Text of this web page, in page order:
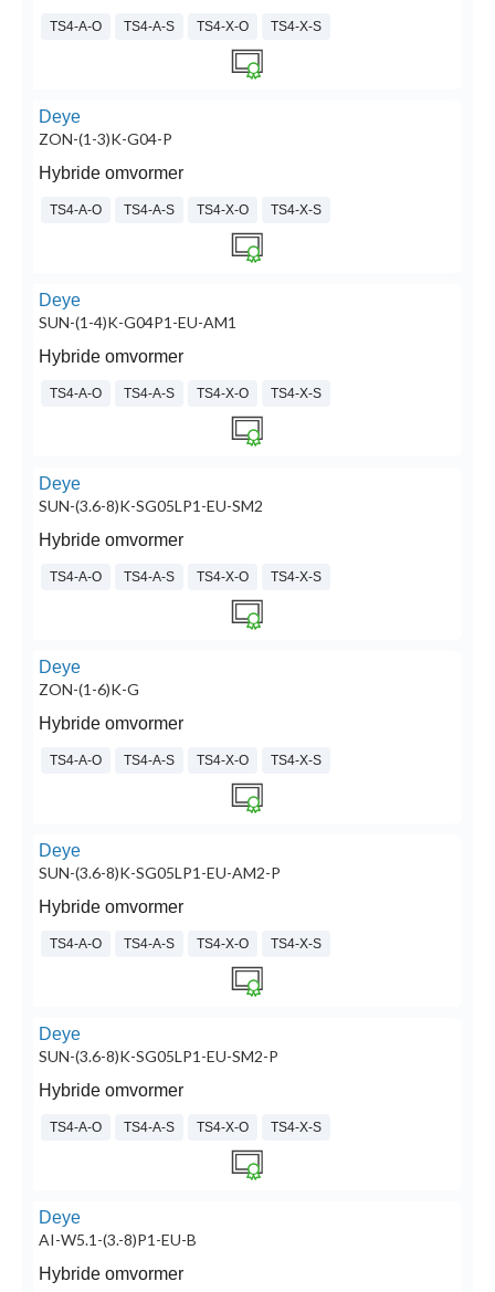
TS4-A-O TS4-A-S TS4-X-O TS4-X-S
Deye
ZON-(1-3)K-G04-P
Hybride omvormer
TS4-A-O TS4-A-S TS4-X-O TS4-X-S
Deye
SUN-(1-4)K-G04P1-EU-AM1
Hybride omvormer
TS4-A-O TS4-A-S TS4-X-O TS4-X-S
Deye
SUN-(3.6-8)K-SG05LP1-EU-SM2
Hybride omvormer
TS4-A-O TS4-A-S TS4-X-O TS4-X-S
Deye
ZON-(1-6)K-G
Hybride omvormer
TS4-A-O TS4-A-S TS4-X-O TS4-X-S
Deye
SUN-(3.6-8)K-SG05LP1-EU-AM2-P
Hybride omvormer
TS4-A-O TS4-A-S TS4-X-O TS4-X-S
Deye
SUN-(3.6-8)K-SG05LP1-EU-SM2-P
Hybride omvormer
TS4-A-O TS4-A-S TS4-X-O TS4-X-S
Deye
AI-W5.1-(3.-8)P1-EU-B
Hybride omvormer